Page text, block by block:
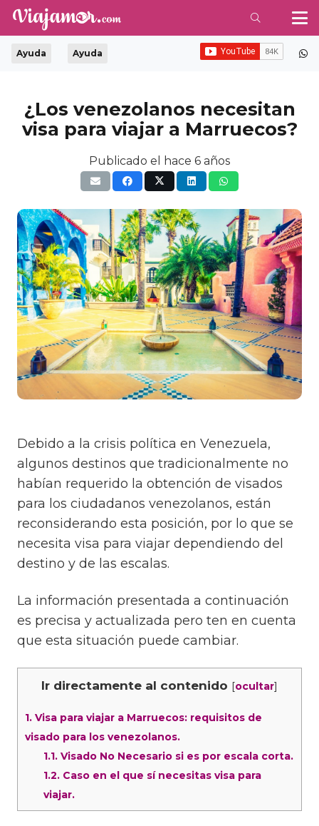
Ayuda Ayuda
¿Los venezolanos necesitan
visa para viajar a Marruecos?
Publicado el hace 6 años
Debido a la crisis política en Venezuela,
algunos destinos que tradicionalmente no
habían requerido la obtención de visados
para los ciudadanos venezolanos, están
reconsiderando esta posición, por lo que se
necesita visa para viajar dependiendo del
destino y de las escalas.
La información presentada a continuación
es precisa y actualizada pero ten en cuenta
que esta situación puede cambiar.
Ir directamente al contenido [ocultar]
1. Visa para viajar a Marruecos: requisitos de
visado para los venezolanos.
1.1.Visado No Necesario si es por escala corta.
1.2.Caso en el que sí necesitas visa para
viajar.